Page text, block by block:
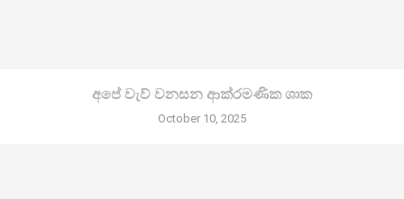
අපේ වැව් වනසන ආක්රමණික ශාක
October 10, 2025